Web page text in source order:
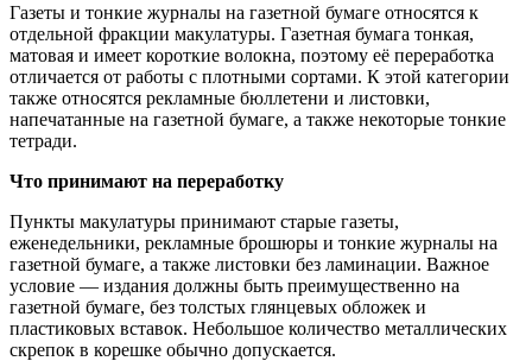
Газеты и тонкие журналы на газетной бумаге относятся к
отдельной фракции макулатуры. Газетная бумага тонкая,
матовая и имеет короткие волокна, поэтому её переработка
отличается от работы с плотными сортами. К этой категории
также относятся рекламные бюллетени и листовки,
напечатанные на газетной бумаге, а также некоторые тонкие
тетради.
Что принимают на переработку
Пункты макулатуры принимают старые газеты,
еженедельники, рекламные брошюры и тонкие журналы на
газетной бумаге, а также листовки без ламинации. Важное
условие — издания должны быть преимущественно на
газетной бумаге, без толстых глянцевых обложек и
пластиковых вставок. Небольшое количество металлических
скрепок в корешке обычно допускается.